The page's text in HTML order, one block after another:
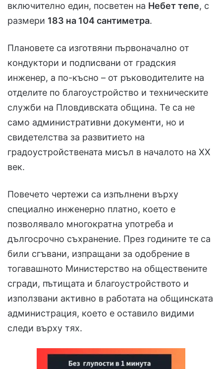
включително един, посветен на Небет тепе, с
размери 183 на 104 сантиметра.
Плановете са изготвяни първоначално от
кондуктори и подписвани от градския
инженер, а по-късно – от ръководителите на
отделите по благоустройство и техническите
служби на Пловдивската община. Те са не
само административни документи, но и
свидетелства за развитието на
градоустройствената мисъл в началото на XX
век.
Повечето чертежи са изпълнени върху
специално инженерно платно, което е
позволявало многократна употреба и
дългосрочно съхранение. През годините те са
били сгъвани, изпращани за одобрение в
тогавашното Министерство на обществените
сгради, пътищата и благоустройството и
използвани активно в работата на общинската
администрация, което е оставило видими
следи върху тях.